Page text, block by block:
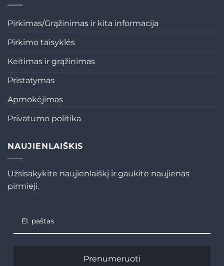
Pirkimas/Grąžinimas ir kita informacija
Pirkimo taisyklės
Keitimas ir grąžinimas
Pristatymas
Apmokėjimas
Privatumo politika
NAUJIENLAIŠKIS
Užsisakykite naujienlaiškį ir gaukite naujienas
pirmieji.
Prenumeruoti